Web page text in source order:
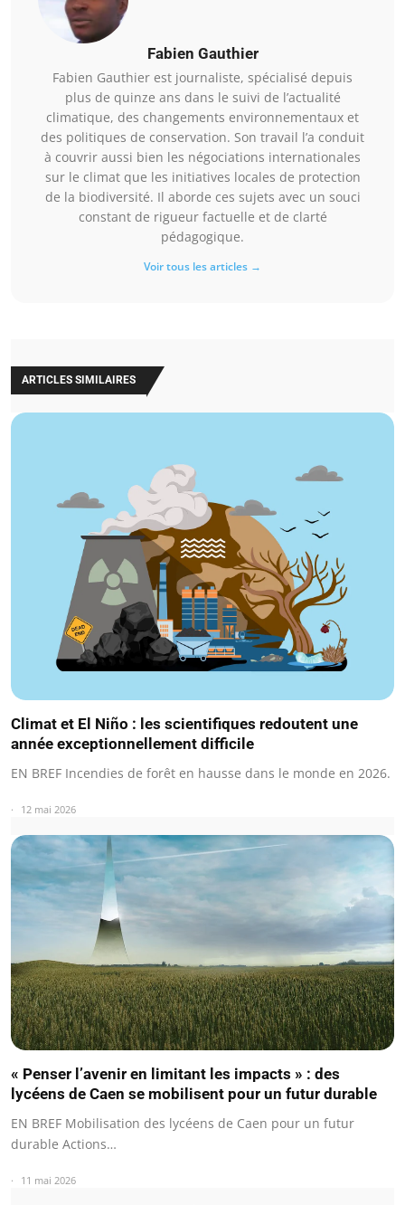
Fabien Gauthier
Fabien Gauthier est journaliste, spécialisé depuis
plus de quinze ans dans le suivi de l’actualité
climatique, des changements environnementaux et
des politiques de conservation. Son travail l’a conduit
à couvrir aussi bien les négociations internationales
sur le climat que les initiatives locales de protection
de la biodiversité. Il aborde ces sujets avec un souci
constant de rigueur factuelle et de clarté
pédagogique.
Voir tous les articles →
ARTICLES SIMILAIRES
Climat et El Niño : les scientifiques redoutent une
année exceptionnellement difficile
EN BREF Incendies de forêt en hausse dans le monde en 2026.
12 mai 2026
« Penser l’avenir en limitant les impacts » : des
lycéens de Caen se mobilisent pour un futur durable
EN BREF Mobilisation des lycéens de Caen pour un futur
durable Actions…
11 mai 2026